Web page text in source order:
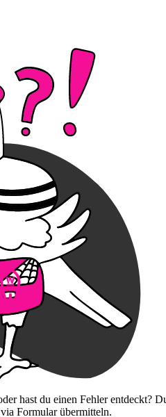
hast du einen Fehler entdeckt?
Formular übermitteln.